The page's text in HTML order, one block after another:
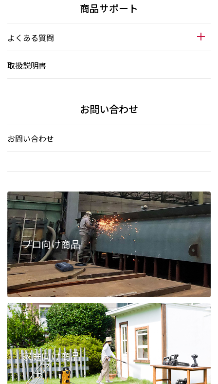
商品サポート
よくある質問
取扱説明書
お問い合わせ
お問い合わせ
プロ向け商品
家庭向け商品